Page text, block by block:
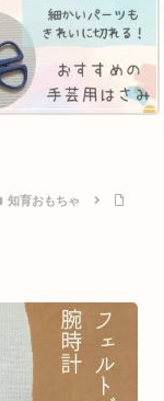
知育おもちゃ